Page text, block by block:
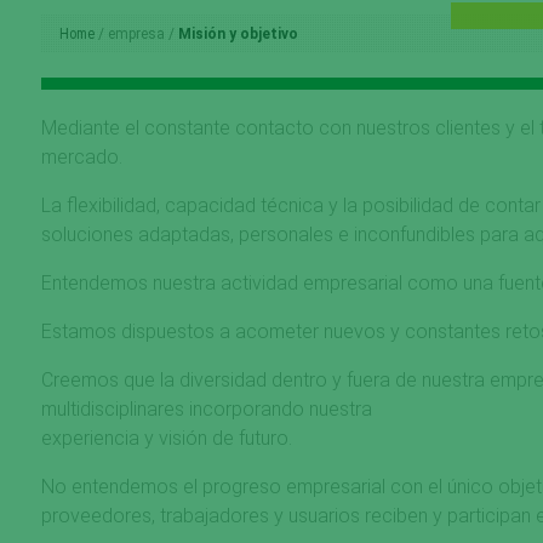
Home empresa Misión y objetivo
Mediante el constante contacto con nuestros clientes y
mercado.
La flexibilidad, capacidad técnica y la posibilidad de
soluciones adaptadas, personales e inconfundibles para
Entendemos nuestra actividad empresarial como una
Estamos dispuestos a acometer nuevos y constantes
Creemos que la diversidad dentro y fuera de nuestra
multidisciplinares incorporando nuestra
experiencia y visión de futuro.
No entendemos el progreso empresarial con el único
proveedores, trabajadores y usuarios reciben y participan